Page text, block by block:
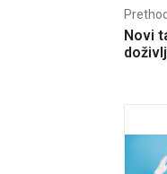
Novi